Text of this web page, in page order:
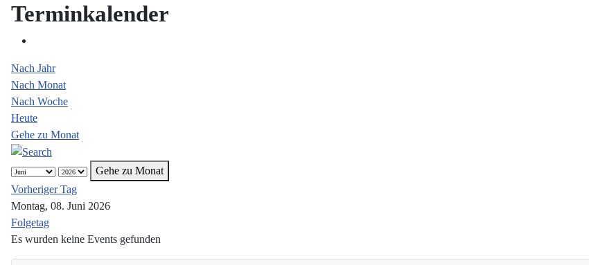
Terminkalender
Nach Jahr
Nach Monat
Nach Woche
Heute
Gehe zu Monat
Gehe zu Monat
Vorheriger Tag
Montag, 08. Juni 2026
Folgetag
Es wurden keine Events gefunden